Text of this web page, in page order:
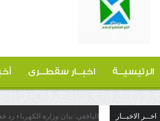
الرئيسيــة اخبــار سقطــرى
اخــر الاخبــار اليافعي: بيان وزارة الكهرباء رد